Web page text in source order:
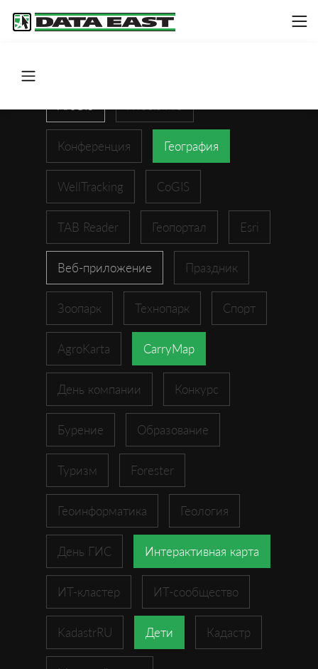
Конференция География
WellTracking CoGIS
TAB Reader Геопортал Esri
Веб-приложение Праздник
Зоопарк Технопарк Спорт
AgroKarta CarryMap
День компании Конкурс
Бурение Образование
Туризм Forester
Геоинформатика Геология
День ГИС Интерактивная карта
ИТ-кластер ИТ-сообщество
KadastrRU Дети Кадастр